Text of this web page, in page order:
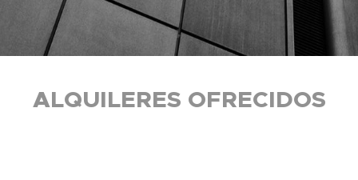
ALQUILERES OFRECIDOS